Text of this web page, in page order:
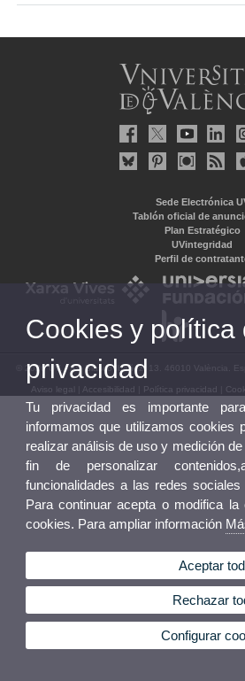
Sede Electrónica
Tablón oficial de
Plan Estratégico
UVintegridad
Perfil de
© 2026 UV. - Av. Blasco Ibáñez, 13. 46010 València.
Aviso legal Accesibilidad Política privacidad
Cookies y política
privacidad
Tu privacidad es importante
informamos que utilizamos cookies
realizar análisis de uso y medición
fin de personalizar
funcionalidades a las redes
Para continuar acepta o modifica la
cookies. Para ampliar información
Aceptar
Rechazar
Configurar